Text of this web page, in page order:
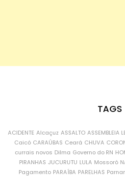
TAGS
ACIDENTE Alcaçuz ASSALTO ASSEMBLEIA
Caicó CARAÚBAS Ceará CHUVA
currais novos Dilma Governo do RN
PIRANHAS JUCURUTU LULA Mossoró
Pagamento PARAÍBA PARELHAS